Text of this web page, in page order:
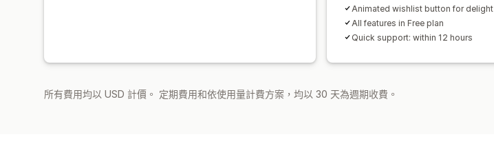
Animated wishlist button for delight
All features in Free plan
Quick support: within 12 hours
所有費用均以 USD 計價。 定期費用和依使用量計費方案，均以 30 天為週期收費。